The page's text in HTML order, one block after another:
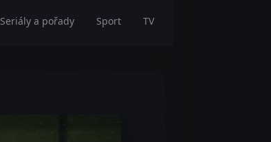
Seriály a pořady Sport TV